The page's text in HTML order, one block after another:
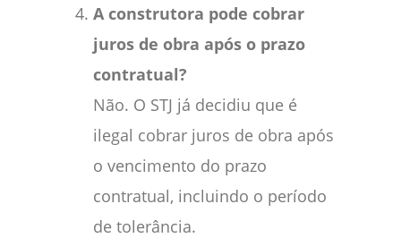
A construtora pode cobrar
juros de obra após o prazo
contratual?
Não. O STJ já decidiu que é
ilegal cobrar juros de obra após
o vencimento do prazo
contratual, incluindo o período
de tolerância.